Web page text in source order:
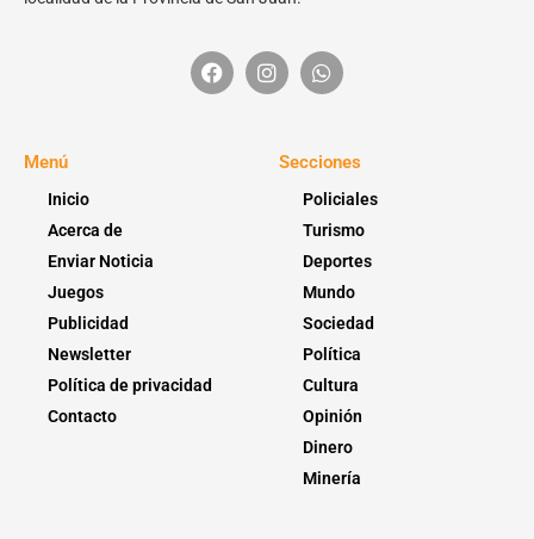
Menú
Inicio
Acerca de
Enviar Noticia
Juegos
Publicidad
Newsletter
Política de privacidad
Contacto
Secciones
Policiales
Turismo
Deportes
Mundo
Sociedad
Política
Cultura
Opinión
Dinero
Minería